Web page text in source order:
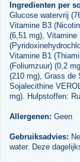
Ingredienten per
Glucose watervrij
Vitamine B3
(6,51 mg), Vitamine
Vitamine B1
(Foliumzuur) (0,2
(210 mg), Grass de
Sojalecithine
mg). Hulpstoffen:
Allergenen: Geen
Gebruiksadvies:
water. Deze